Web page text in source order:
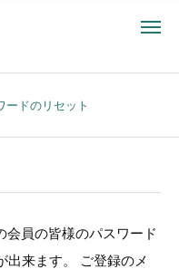
ードのリセット
会員の皆様のパスワード
出来ます。 ご登録のメ